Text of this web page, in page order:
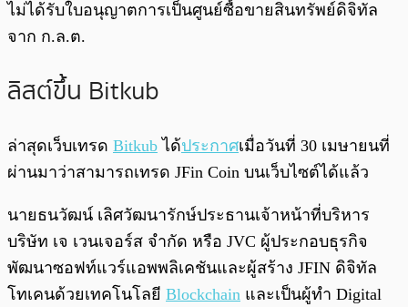
ไม่ได้รับใบอนุญาตการเป็นศูนย์ซื้อขายสินทรัพย์ดิจิทัล
จาก ก.ล.ต.
ลิสต์ขึ้น Bitkub
ล่าสุดเว็บเทรด Bitkub ได้ประกาศเมื่อวันที่ 30 เมษายนที่
ผ่านมาว่าสามารถเทรด JFin Coin บนเว็บไซต์ได้แล้ว
นายธนวัฒน์ เลิศวัฒนารักษ์ประธานเจ้าหน้าที่บริหาร
บริษัท เจ เวนเจอร์ส จำกัด หรือ JVC ผู้ประกอบธุรกิจ
พัฒนาซอฟท์แวร์แอพพลิเคชันและผู้สร้าง JFIN ดิจิทัล
โทเคนด้วยเทคโนโลยี Blockchain และเป็นผู้ทำ Digital